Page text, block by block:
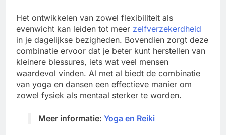
Het ontwikkelen van zowel flexibiliteit als
evenwicht kan leiden tot meer zelfverzekerdheid
in je dagelijkse bezigheden. Bovendien zorgt deze
combinatie ervoor dat je beter kunt herstellen van
kleinere blessures, iets wat veel mensen
waardevol vinden. Al met al biedt de combinatie
van yoga en dansen een effectieve manier om
zowel fysiek als mentaal sterker te worden.
Meer informatie: Yoga en Reiki